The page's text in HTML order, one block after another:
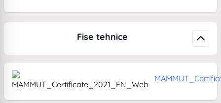
Fise tehnice